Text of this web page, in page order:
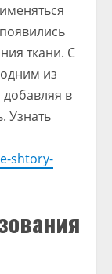
ткани. С
из
в
Узнать
shtory-